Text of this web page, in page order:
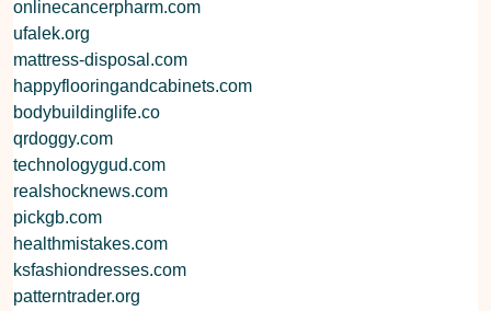
onlinecancerpharm.com
ufalek.org
mattress-disposal.com
happyflooringandcabinets.com
bodybuildinglife.co
qrdoggy.com
technologygud.com
realshocknews.com
pickgb.com
healthmistakes.com
ksfashiondresses.com
patterntrader.org